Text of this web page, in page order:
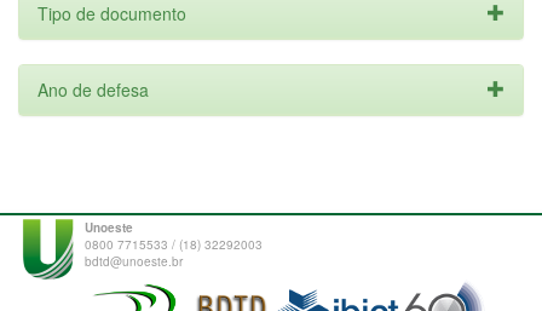
Tipo de documento
Ano de defesa
Unoeste
0800 7715533 / (18) 32292003
bdtd@unoeste.br